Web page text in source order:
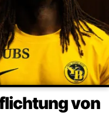
von